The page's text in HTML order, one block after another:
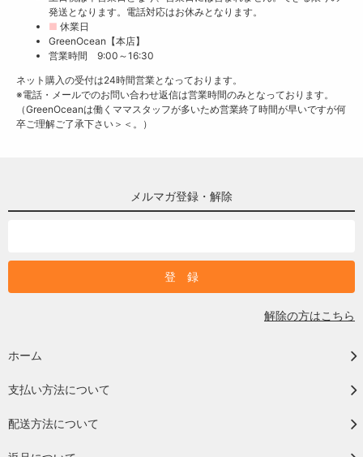
発送となります。電話対応はお休みとなります。
■ 休業日
GreenOcean【本店】
営業時間 9:00～16:30
ネット購入の受付は24時間営業となっております。
※電話・メールでのお問い合わせ返信は営業時間のみとなっております。
（GreenOceanは働くママスタッフが多いため営業終了時間が早いですが何
卒ご理解ご了承下さい＞＜。）
メルマガ登録・解除
解除の方はこちら
ホーム
支払い方法について
配送方法について